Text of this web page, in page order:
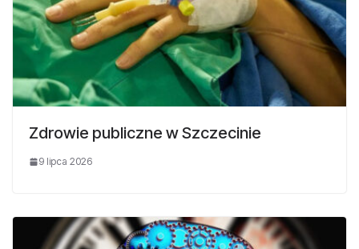
Zdrowie publiczne w Szczecinie
9 lipca 2026